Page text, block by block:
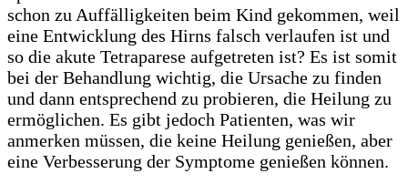
schon zu Auffälligkeiten beim Kind gekommen, weil
eine Entwicklung des Hirns falsch verlaufen ist und
so die akute Tetraparese aufgetreten ist? Es ist somit
bei der Behandlung wichtig, die Ursache zu finden
und dann entsprechend zu probieren, die Heilung zu
ermöglichen. Es gibt jedoch Patienten, was wir
anmerken müssen, die keine Heilung genießen, aber
eine Verbesserung der Symptome genießen können.